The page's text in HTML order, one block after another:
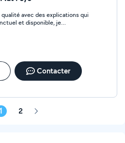
avec des explications qui
et disponible, je
Contacter
1 2 Page